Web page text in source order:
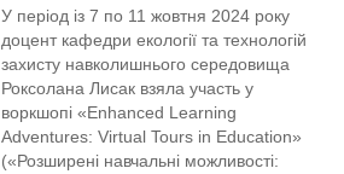
У період із 7 по 11 жовтня 2024 року
доцент кафедри екології та технологій
захисту навколишнього середовища
Роксолана Лисак взяла участь у
воркшопі «Enhanced Learning
Adventures: Virtual Tours in Education»
(«Розширені навчальні можливості: